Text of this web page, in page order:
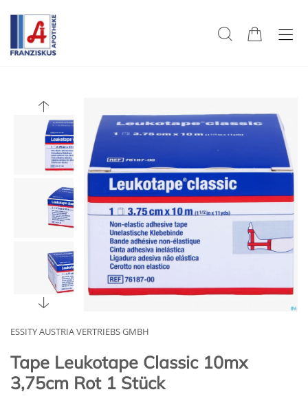
ESSITY AUSTRIA VERTRIEBS GMBH
Tape Leukotape Classic 10mx
3,75cm Rot 1 Stück